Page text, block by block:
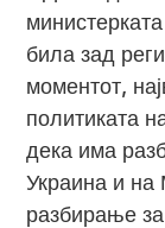
била зад
моментот,
политиката
дека има
Украина и на
разбирање